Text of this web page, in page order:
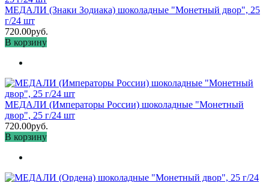
МЕДАЛИ (Знаки Зодиака) шоколадные "Монетный двор", 25
г/24 шт
720.00руб.
В корзину
МЕДАЛИ (Императоры России) шоколадные "Монетный
двор", 25 г/24 шт
720.00руб.
В корзину